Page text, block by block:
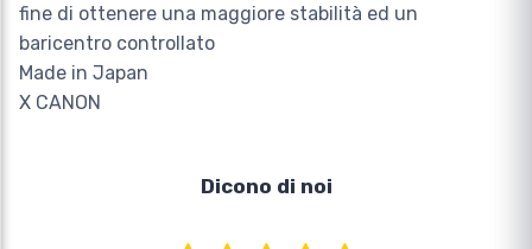
fine di ottenere una maggiore stabilità ed un
baricentro controllato
Made in Japan
X CANON
Dicono di noi